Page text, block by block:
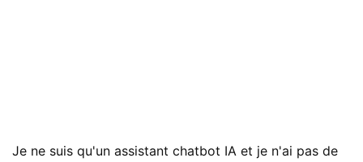
Je ne suis qu'un assistant chatbot IA et je n'ai pas de